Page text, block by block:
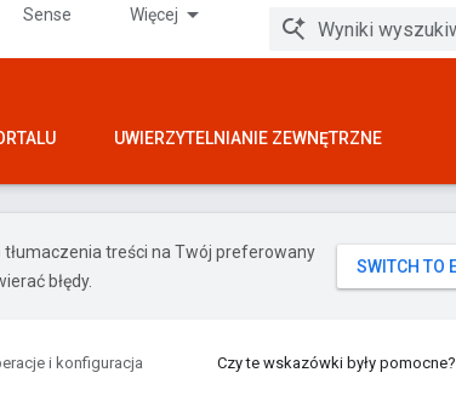
Sense Więcej
UWIERZYTELNIANIE ZEWNĘTRZNE
tłumaczenia treści na Twój preferowany
błędy.
i konfiguracja Czy te wskazówki były pomocne?